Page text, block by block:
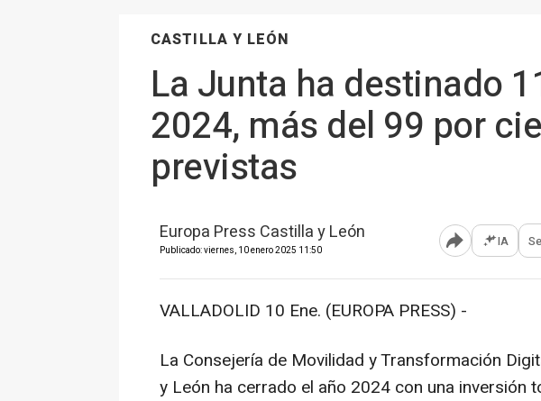
CASTILLA Y LEÓN
La Junta ha destinado
2024, más del 99 por
previstas
Europa Press Castilla y León
Publicado: viernes, 10 enero 2025 11:50 Abrir opciones
IA
VALLADOLID 10 Ene. (EUROPA PRESS) -
La Consejería de Movilidad y Transformación
y León ha cerrado el año 2024 con una inversión